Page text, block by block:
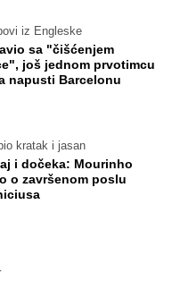
iz Engleske
sa "čišćenjem
još jednom prvotimcu
napusti Barcelonu
kratak i jasan
i dočeka: Mourinho
o završenom poslu